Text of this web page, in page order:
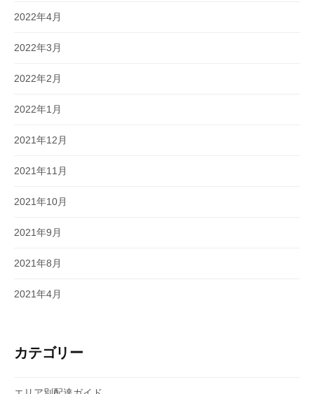
2022年4月
2022年3月
2022年2月
2022年1月
2021年12月
2021年11月
2021年10月
2021年9月
2021年8月
2021年4月
カテゴリー